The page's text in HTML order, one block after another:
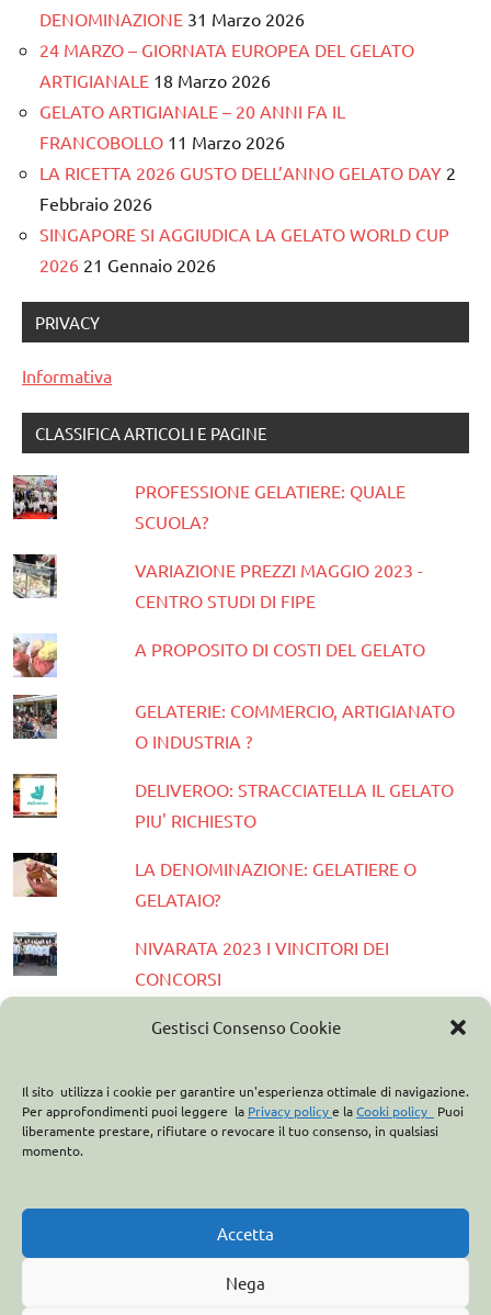
Gestisci Consenso Cookie
Il sito utilizza i cookie per garantire un'esperienza ottimale di navigazione.
Per approfondimenti puoi leggere la Privacy policye laCooki policy
Puoi
liberamente prestare, rifiutare o revocare il tuo consenso, in qualsiasi
momento.
Accetta
Nega
DENOMINAZIONE 31 Marzo 2026
24 MARZO – GIORNATA EUROPEA DEL GELATO
ARTIGIANALE 18 Marzo 2026
GELATO ARTIGIANALE – 20 ANNI FA IL
FRANCOBOLLO 11 Marzo 2026
LA RICETTA 2026 GUSTO DELL’ANNO GELATO DAY 2
Febbraio 2026
SINGAPORE SI AGGIUDICA LA GELATO WORLD CUP
2026 21 Gennaio 2026
PRIVACY
Informativa
CLASSIFICA ARTICOLI E PAGINE
PROFESSIONE GELATIERE: QUALE
SCUOLA?
VARIAZIONE PREZZI MAGGIO 2023 -
CENTRO STUDI DI FIPE
A PROPOSITO DI COSTI DEL GELATO
GELATERIE: COMMERCIO, ARTIGIANATO
O INDUSTRIA ?
DELIVEROO: STRACCIATELLA IL GELATO
PIU' RICHIESTO
LA DENOMINAZIONE: GELATIERE O
GELATAIO?
NIVARATA 2023 I VINCITORI DEI
CONCORSI
PRESENTATA LA GUIDA GELATERIE
ASSOCIAZIONE ITALIANA GELATIERI:
CASA OPTIMA PARTNER
CONO GELATO